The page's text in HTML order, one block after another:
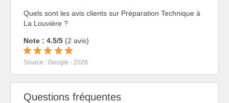
Quels sont les avis clients sur Préparation Technique à
La Louvière ?
Note : 4.5/5 (2 avis)
Source : Google - 2026
Questions fréquentes